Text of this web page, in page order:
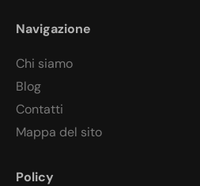
Navigazione
Chi siamo
Blog
Contatti
Mappa del sito
Policy